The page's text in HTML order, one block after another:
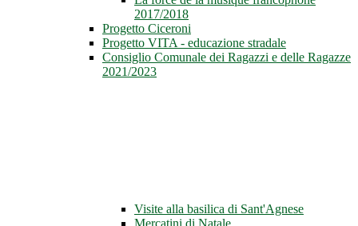
2017/2018
Progetto Ciceroni
Progetto VITA - educazione stradale
Consiglio Comunale dei Ragazzi e delle Ragazze
2021/2023
Visite alla basilica di Sant'Agnese